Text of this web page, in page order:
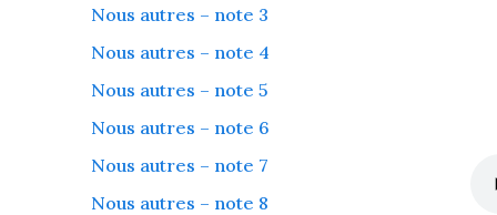
Nous autres – note 3
Nous autres – note 4
Nous autres – note 5
Nous autres – note 6
Nous autres – note 7
Nous autres – note 8